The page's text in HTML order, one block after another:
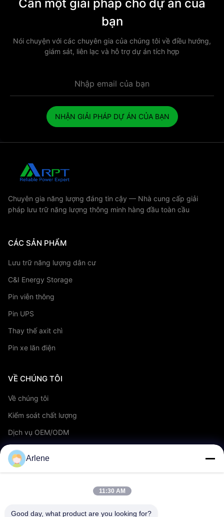
Cần một giải pháp cho dự án của
bạn
Nói chuyện với các chuyên gia của chúng tôi về điều hướng,
giám sát, liên lạc và hỗ trợ dự án tích hợp
NHẬN GIẢI PHÁP DỰ ÁN CỦA BẠN
Chuyên gia năng lượng đáng tin cậy — Nhà cung cấp giải
pháp lưu trữ năng lượng thông minh hàng đầu toàn cầu
CÁC SẢN PHẨM
Lưu trữ năng lượng dân cư
C&I Energy Storage
Pin viễn thông
Pin UPS
Thay thế axit chì
Pin xe lăn điện
VỀ CHÚNG TÔI
Về chúng tôi
Kiểm soát chất lượng
Dịch vụ OEM/ODM
Sự kiện & Tin tức
Arlene
11:30 AM
Good day, what product are you looking for?